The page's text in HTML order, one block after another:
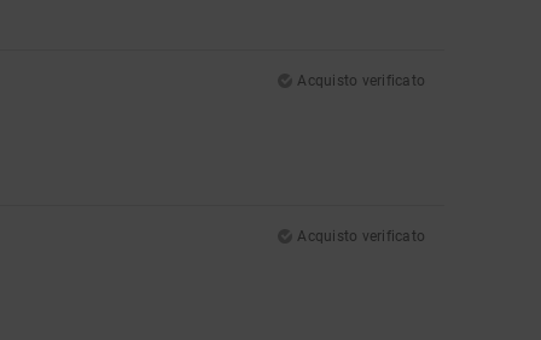
Acquisto verificato
Acquisto verificato